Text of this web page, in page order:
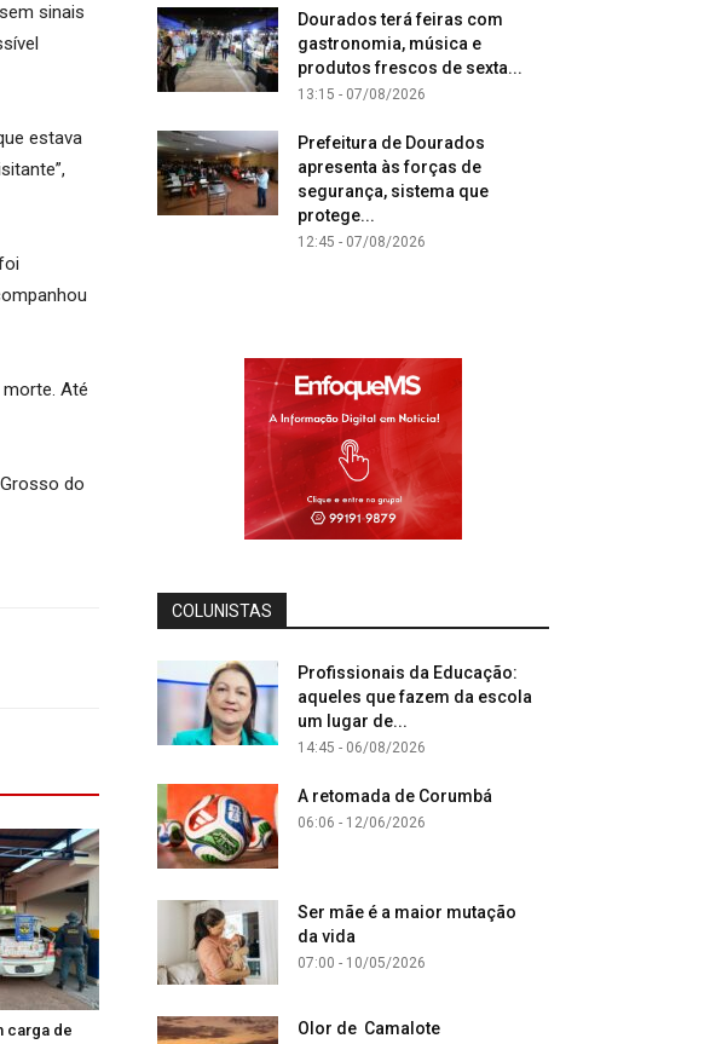
sinais
estava
Até
do
carga de
Dourados terá feiras com
gastronomia, música e
produtos frescos de sexta...
13:15 - 07/08/2026
Prefeitura de Dourados
apresenta às forças de
segurança, sistema que
protege...
12:45 - 07/08/2026
COLUNISTAS
Profissionais da Educação:
aqueles que fazem da escola
um lugar de...
14:45 - 06/08/2026
A retomada de Corumbá
06:06 - 12/06/2026
Ser mãe é a maior mutação
da vida
07:00 - 10/05/2026
Olor de Camalote